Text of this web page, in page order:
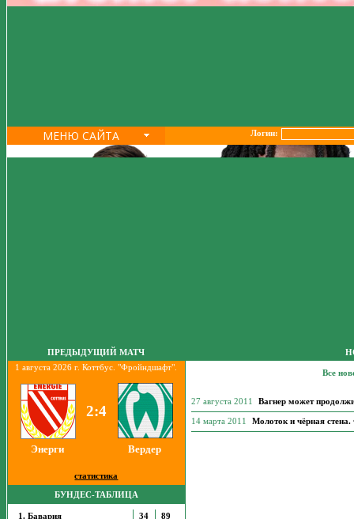
МЕНЮ САЙТА Логин:
ПРЕДЫДУЩИЙ МАТЧ
1 августа 2026 г. Коттбус. "Фройндшафт".
2:4
Энерги Вердер
статистика
БУНДЕС-ТАБЛИЦА
1. Бавария 34
89
Все
27 августа 2011 Вагнер может
14 марта 2011 Молоток и чёрная